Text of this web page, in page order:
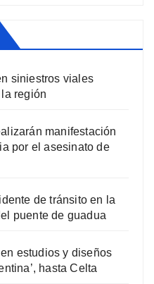
siniestros viales
región
manifestación
por el asesinato de
de tránsito en la
puente de guadua
estudios y diseños
hasta Celta